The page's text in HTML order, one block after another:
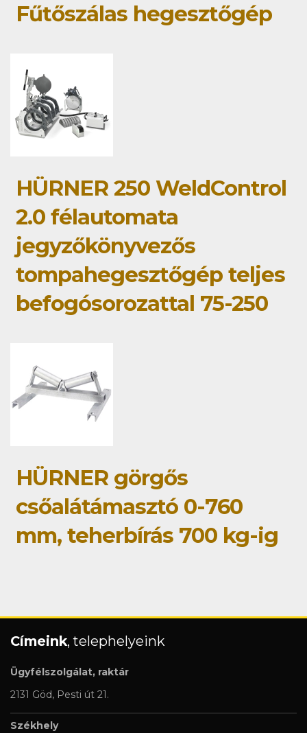
Fűtőszálas hegesztőgép
HÜRNER 250 WeldControl
2.0 félautomata
jegyzőkönyvezős
tompahegesztőgép teljes
befogósorozattal 75-250
HÜRNER görgős
csőalátámasztó 0-760
mm, teherbírás 700 kg-ig
Címeink, telephelyeink
Ügyfélszolgálat, raktár
2131 Göd, Pesti út 21.
Székhely